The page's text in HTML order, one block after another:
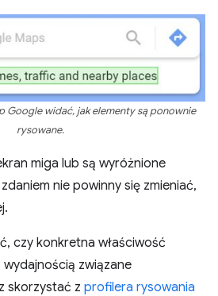
Google widać, jak elementy są ponownie
rysowane.
miga lub są wyróżnione
nie powinny się zmieniać,
czy konkretna właściwość
związane
skorzystać z profilera rysowania